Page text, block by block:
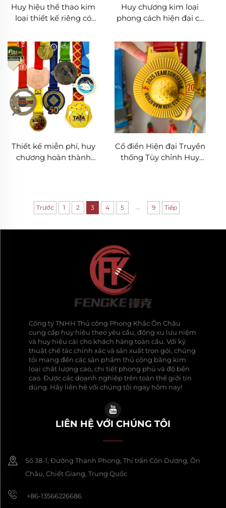
Huy hiệu thể thao kim
loại thiết kế riêng có
cho bóng đá, quyền
anh, bóng đá, vật tự do -
hàng cao cấp thủ công
kim loại
Huy chương kim loại
phong cách hiện đại cổ
xuất huy chương cá
nhân hóa cho bóng đá,
bóng rổ, giải đua thể
thao, huy chương giải
thưởng
Thiết kế miễn phí, huy
chương hoàn thành
kẽm với chất liệu nhôm
Cổ điển Hiện đại Truyền
thống Tùy chỉnh Huy
vàng Thể thao Chạy
Marathon 3D Hợp kim
Trước 1 2 3 4 5 ... 9 Tiếp
Công ty TNHH Thủ công Phong Khắc Ôn Châu
cung cấp huy hiệu theo yêu cầu, đồng xu lưu niệm
và huy hiệu cài cho khách hàng toàn cầu. Với kỹ
thuật chế tác chính xác và sản xuất trọn gói, chúng
tôi mang đến các sản phẩm thủ công bằng kim
loại chất lượng cao, chi tiết phong phú và độ bền
cao. Được các doanh nghiệp trên toàn thế giới tin
dùng. Hãy liên hệ với chúng tôi ngay hôm nay!
LIÊN HỆ VỚI CHÚNG TÔI
Số 38-1, Đường Thanh Phong, Thị trấn Côn Dương, Ôn
Châu, Chiết Giang, Trung Quốc
+86-13566226686